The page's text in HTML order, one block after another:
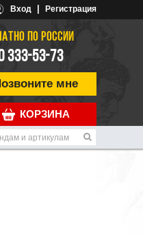
Вход Регистрация
ПО РОССИИ
333-53-73
мне
КОРЗИНА